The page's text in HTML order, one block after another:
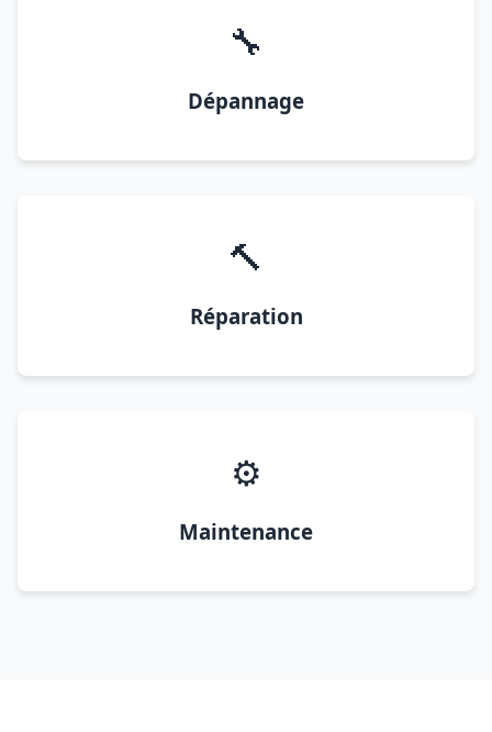
🔧
Dépannage
🔨
Réparation
⚙️
Maintenance